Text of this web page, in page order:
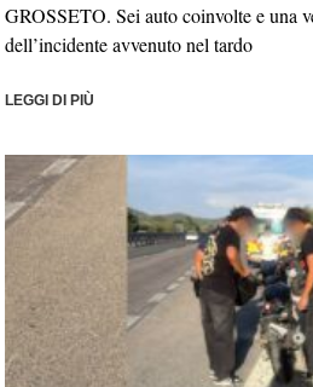
GROSSETO. Sei auto coinvolte e una
dell’incidente avvenuto nel tardo
LEGGI DI PIÙ